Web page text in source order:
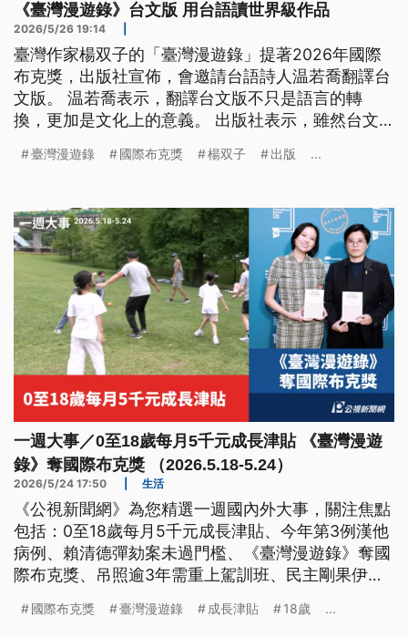
《臺灣漫遊錄》台文版 用台語讀世界級作品
2026/5/26 19:14
臺灣作家楊双子的「臺灣漫遊錄」提著2026年國際
布克獎，出版社宣佈，會邀請台語詩人温若喬翻譯台
文版。 温若喬表示，翻譯台文版不只是語言的轉
換，更加是文化上的意義。 出版社表示，雖然台文
的語言來讀世界級的作品。（新聞標題、導言為台語
臺灣漫遊錄 國際布克獎 楊双子 出版 ...
一週大事／0至18歲每月5千元成長津貼 《臺灣漫遊
錄》奪國際布克獎 （2026.5.18-5.24）
2026/5/24 17:50 生活
《公視新聞網》為您精選一週國內外大事，關注焦點
包括：0至18歲每月5千元成長津貼、今年第3例漢他
病例、賴清德彈劾案未過門檻、《臺灣漫遊錄》奪國
際布克獎、吊照逾3年需重上駕訓班、民主剛果伊波
國際布克獎 臺灣漫遊錄 成長津貼 18歲 ...